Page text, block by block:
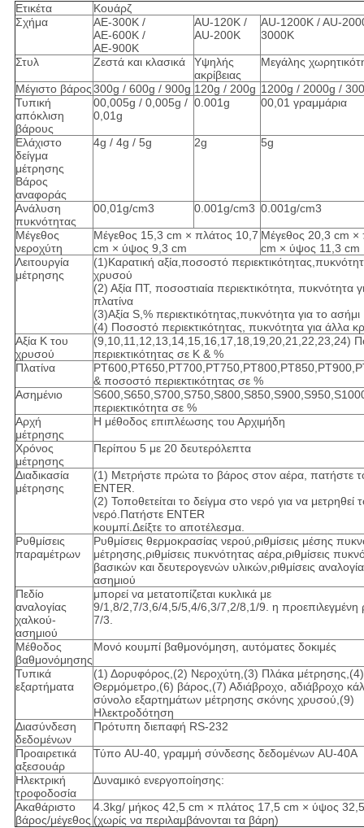
Ετικέτα
Κουάρζ
Σχήμα
ΑΕ-300K /
ΑΕ-600K /
ΑΕ-900K
AU-120K /
AU-200K
AU-1200K / AU-
3000K
Στυλ Ζεστά και κλασικά
Υψηλής
ακρίβειας
Μεγάλης
Μέγιστο βάρος300g / 600g / 900g 120g / 200g 1200g / 2000g /
Τυπική
απόκλιση
βάρους
00,005g / 0,005g /
0,01g
0.001g 00,01 γραμμάρια
Ελάχιστο
δείγμα
μέτρησης
Βάρος
αναφοράς
4g / 4g / 5g 2g 5g
Ανάλυση
πυκνότητας
00,01g/cm3 0.001g/cm3 0.001g/cm3
Μέγεθος
νεροχύτη
Μέγεθος 15,3 cm × πλάτος 10,7
cm × ύψος 9,3 cm
Μέγεθος 20,3 cm ×
cm × ύψος 11,3 cm
Λειτουργία
μέτρησης
(1)Καρατική αξία,ποσοστό
χρυσού
(2) Αξία ΠΤ, ποσοστιαία περιεκτικότητα, πυκνότητα
πλατίνα
(3)Αξία S,% περιεκτικότητας,πυκνότητα για το ασήμι
(4) Ποσοστό περιεκτικότητας, πυκνότητα για άλλα
Αξία K του
χρυσού
(9,10,11,12,13,14,15,16,17,18,19,20,21,22,23,24)
περιεκτικότητας σε K & %
Πλατίνα
& ποσοστό περιεκτικότητας σε %
Ασημένιο
περιεκτικότητα σε %
Αρχή
μέτρησης
Η μέθοδος επιπλέωσης του Αρχιμήδη
Χρόνος
μέτρησης
Περίπου 5 με 20 δευτερόλεπτα
Διαδικασία
μέτρησης
(1) Μετρήστε πρώτα το βάρος στον αέρα, πατήστε
ENTER.
(2) Τοποθετείται το δείγμα στο νερό για να μετρηθεί
νερό.Πατήστε ENTER
κουμπί.Δείξτε το αποτέλεσμα.
Ρυθμίσεις
παραμέτρων
Ρυθμίσεις θερμοκρασίας νερού,ριθμίσεις μέσης
μέτρησης,ριθμίσεις πυκνότητας αέρα,ριθμίσεις
βασικών και δευτερογενών υλικών,ριθμίσεις
ασημιού
Πεδίο
αναλογίας
χαλκού-
ασημιού
μπορεί να μετατοπίζεται κυκλικά με
9/1,8/2,7/3,6/4,5/5,4/6,3/7,2/8,1/9. η προεπιλεγμένη
7/3.
Μέθοδος
βαθμονόμησης
Μονό κουμπί βαθμονόμηση, αυτόματες δοκιμές
Τυπικά
εξαρτήματα
(1) Δορυφόρος,(2) Νεροχύτη,(3) Πλάκα
Θερμόμετρο,(6) βάρος,(7) Αδιάβροχο, αδιάβροχο
σύνολο εξαρτημάτων μέτρησης σκόνης χρυσού,(9)
Ηλεκτροδότηση
Διασύνδεση
δεδομένων
Πρότυπη διεπαφή RS-232
Προαιρετικά
αξεσουάρ
Τύπο AU-40, γραμμή σύνδεσης δεδομένων AU-40A
Ηλεκτρική
τροφοδοσία
Δυναμικό ενεργοποίησης:
Ακαθάριστο
βάρος/μέγεθος
4.3kg/ μήκος 42,5 cm × πλάτος 17,5 cm × ύψος
(χωρίς να περιλαμβάνονται τα βάρη)